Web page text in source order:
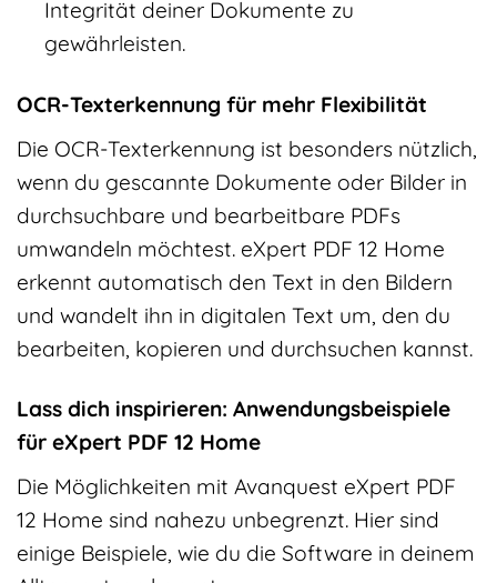
Integrität deiner Dokumente zu
gewährleisten.
OCR-Texterkennung für mehr Flexibilität
Die OCR-Texterkennung ist besonders nützlich,
wenn du gescannte Dokumente oder Bilder in
durchsuchbare und bearbeitbare PDFs
umwandeln möchtest. eXpert PDF 12 Home
erkennt automatisch den Text in den Bildern
und wandelt ihn in digitalen Text um, den du
bearbeiten, kopieren und durchsuchen kannst.
Lass dich inspirieren: Anwendungsbeispiele
für eXpert PDF 12 Home
Die Möglichkeiten mit Avanquest eXpert PDF
12 Home sind nahezu unbegrenzt. Hier sind
einige Beispiele, wie du die Software in deinem